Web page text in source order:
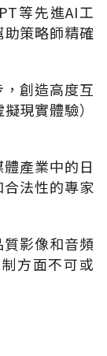
等先進AI工
策略師精確
創造高度互
現實體驗）
產業中的日
法性的專家
影像和音頻
方面不可或